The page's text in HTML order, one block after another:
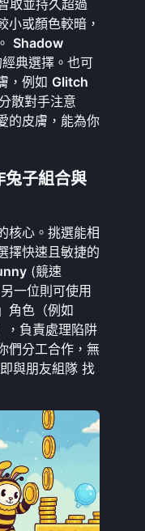
取並持久超過
小或顏色較暗，
Shadow
典選擇。也可
，例如 Glitch
散對手注意
的皮膚，能為你
兔子組合與
核心。挑選能相
擇快速且敏捷的
(競速
一位則可使用
角色（例如
，負責處理陷阱
們分工合作，無
與朋友組隊 找